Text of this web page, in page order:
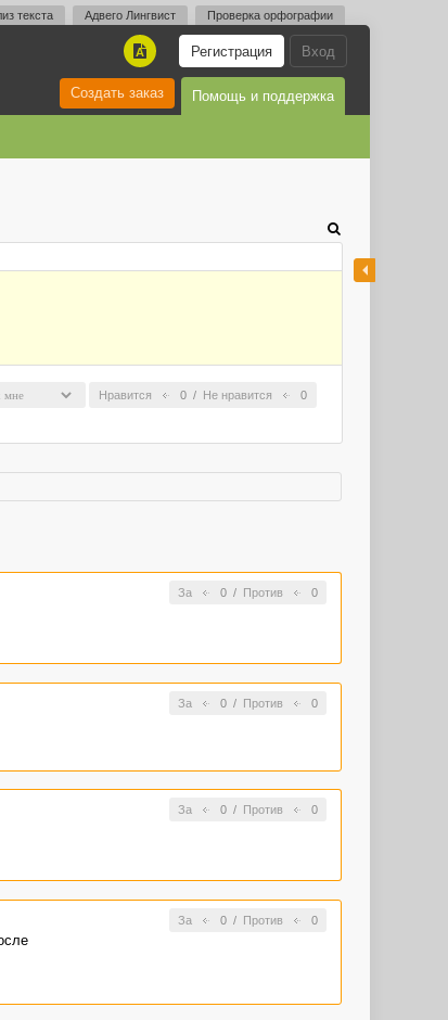
текста Адвего Лингвист Проверка орфографии
Вход
Регистрация
A
Помощь и поддержка
Создать заказ
Нравится 0 / Не нравится 0
За 0/ Против 0
За 0/ Против 0
За 0/ Против 0
За 0/ Против 0